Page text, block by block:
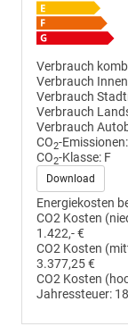
Verbrauch
Verbrauch
Verbrauch
Verbrauch
Verbrauch
CO2-Emissionen:
CO2-Klasse: F
Download
Energiekosten
CO2 Kosten
1.422,- €
CO2 Kosten
3.377,25 €
CO2 Kosten
Jahressteuer: